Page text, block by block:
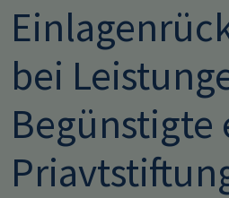
bei
Begünstigte